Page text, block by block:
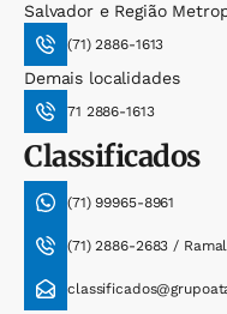
Salvador e Região
(71) 2886-1613
Demais localidades
71 2886-1613
Classificados
(71) 99965-8961
(71) 2886-2683 /